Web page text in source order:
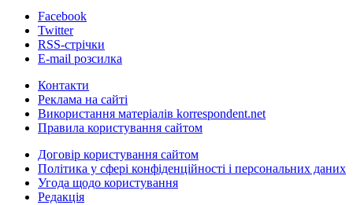
Facebook
Twitter
RSS-стрічки
E-mail розсилка
Контакти
Реклама на сайті
Використання матеріалів korrespondent.net
Правила користування сайтом
Договір користування сайтом
Політика у сфері конфіденційності і персональних даних
Угода щодо користування
Редакція